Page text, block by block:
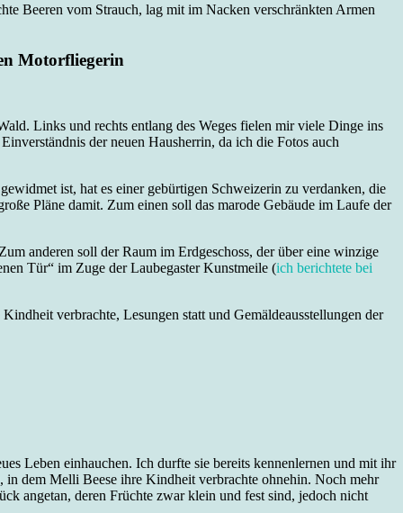
Beeren vom Strauch, lag mit im Nacken verschränkten Armen
Motorfliegerin
Links und rechts entlang des Weges fielen mir viele Dinge ins
der neuen Hausherrin, da ich die Fotos auch
ist, hat es einer gebürtigen Schweizerin zu verdanken, die
Pläne damit. Zum einen soll das marode Gebäude im Laufe der
Zum anderen soll der Raum im Erdgeschoss, der über eine winzige
Tür“ im Zuge der Laubegaster Kunstmeile (ich berichtete bei
verbrachte, Lesungen statt und Gemäldeausstellungen der
Leben einhauchen. Ich durfte sie bereits kennenlernen und mit ihr
in dem Melli Beese ihre Kindheit verbrachte ohnehin. Noch mehr
angetan, deren Früchte zwar klein und fest sind, jedoch nicht